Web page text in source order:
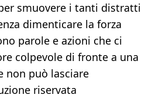
smuovere i tanti distratti
dimenticare la forza
parole e azioni che ci
colpevole di fronte a una
non può lasciare
riservata